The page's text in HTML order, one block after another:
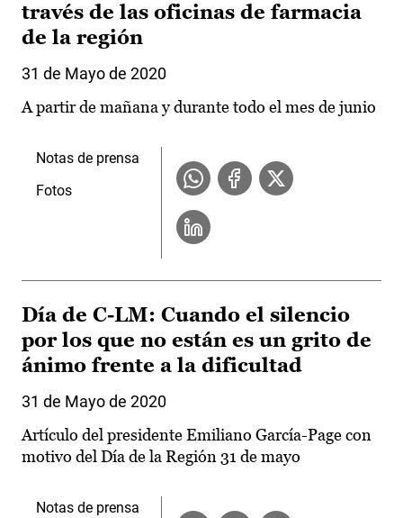
través de las oficinas de farmacia
de la región
31 de Mayo de 2020
A partir de mañana y durante todo el mes de junio
Notas de prensa
Fotos
Día de C-LM: Cuando el silencio
por los que no están es un grito de
ánimo frente a la dificultad
31 de Mayo de 2020
Artículo del presidente Emiliano García-Page con
motivo del Día de la Región 31 de mayo
Notas de prensa